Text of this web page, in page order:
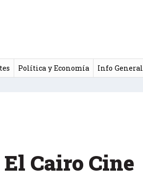
Política y Economía Info General
El Cairo Cine